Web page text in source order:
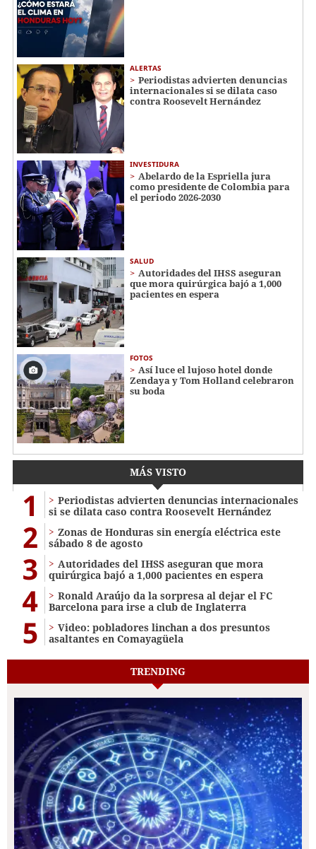
ALERTAS
Periodistas advierten denuncias
internacionales si se dilata caso
contra Roosevelt Hernández
INVESTIDURA
Abelardo de la Espriella jura
como presidente de Colombia para
el periodo 2026-2030
SALUD
Autoridades del IHSS aseguran
que mora quirúrgica bajó a 1,000
pacientes en espera
FOTOS
Así luce el lujoso hotel donde
Zendaya y Tom Holland celebraron
su boda
MÁS VISTO
1
Periodistas advierten denuncias internacionales
si se dilata caso contra Roosevelt Hernández
2
Zonas de Honduras sin energía eléctrica este
sábado 8 de agosto
3
Autoridades del IHSS aseguran que mora
quirúrgica bajó a 1,000 pacientes en espera
4
Ronald Araújo da la sorpresa al dejar el FC
Barcelona para irse a club de Inglaterra
5
Video: pobladores linchan a dos presuntos
asaltantes en Comayagüela
TRENDING